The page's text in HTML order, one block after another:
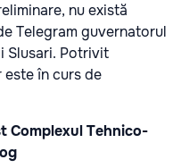
nu există
Telegram guvernatorul
Slusari. Potrivit
în curs de
Complexul Tehnico-